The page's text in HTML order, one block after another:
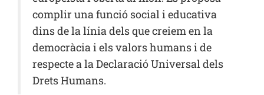
complir una funció social i educativa
dins de la línia dels que creiem en la
democràcia i els valors humansi de
respecte a la Declaració Universal dels
Drets Humans.